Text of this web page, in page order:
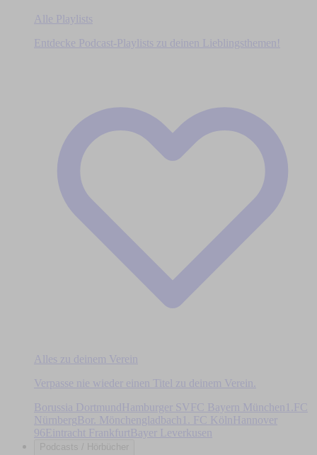
Alle Playlists
Entdecke Podcast-Playlists zu deinen Lieblingsthemen!
Alles zu deinem Verein
Verpasse nie wieder einen Titel zu deinem Verein.
Borussia DortmundHamburger SV FC Bayern München
1.FC
Nürnberg Bor. Mönchengladbach 1. FC Köln
Hannover
96Eintracht Frankfurt Bayer Leverkusen
Podcasts / Hörbücher